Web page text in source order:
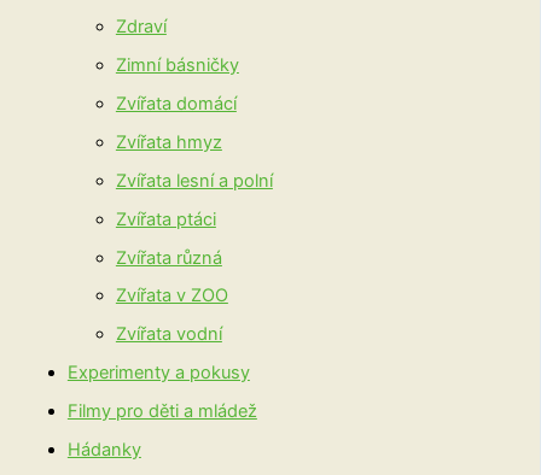
Zdraví
Zimní básničky
Zvířata domácí
Zvířata hmyz
Zvířata lesní a polní
Zvířata ptáci
Zvířata různá
Zvířata v ZOO
Zvířata vodní
Experimenty a pokusy
Filmy pro děti a mládež
Hádanky